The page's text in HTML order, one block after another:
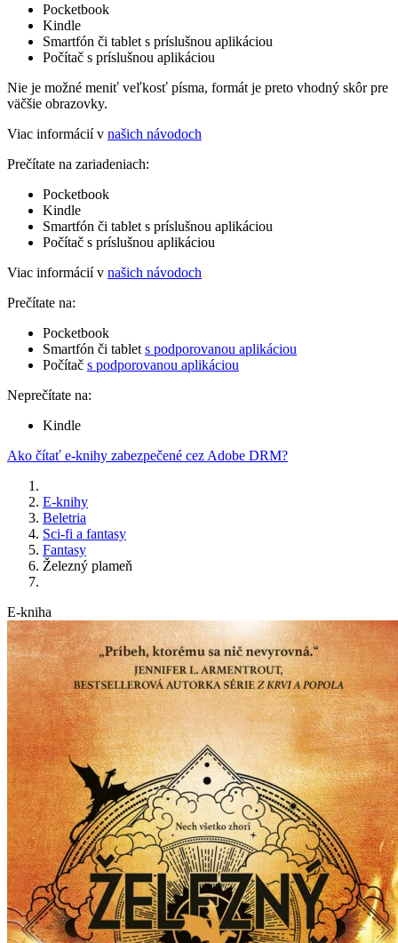
Pocketbook
Kindle
Smartfón či tablet s príslušnou aplikáciou
Počítač s príslušnou aplikáciou
Nie je možné meniť veľkosť písma, formát je preto vhodný skôr pre
väčšie obrazovky.
Viac informácií v našich návodoch
Prečítate na zariadeniach:
Pocketbook
Kindle
Smartfón či tablet s príslušnou aplikáciou
Počítač s príslušnou aplikáciou
Viac informácií v našich návodoch
Prečítate na:
Pocketbook
Smartfón či tablet s podporovanou aplikáciou
Počítač s podporovanou aplikáciou
Neprečítate na:
Kindle
Ako čítať e-knihy zabezpečené cez Adobe DRM?
E-knihy
Beletria
Sci-fi a fantasy
Fantasy
Železný plameň
E-kniha